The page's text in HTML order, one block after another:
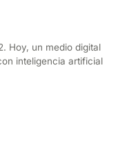
Hoy, un medio digital
inteligencia artificial